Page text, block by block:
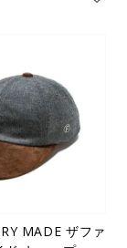
MADE ザファ